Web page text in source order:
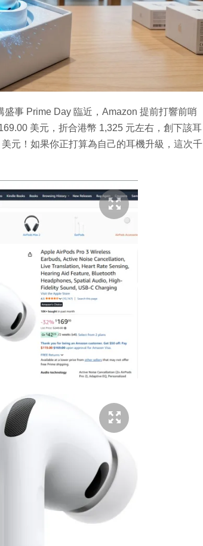
事 Prime Day 臨近，Amazon 提前打響前哨
美元，折合港幣 1,325 元左右，創下該耳
元！如果你正打算為自己的耳機升級，這次千